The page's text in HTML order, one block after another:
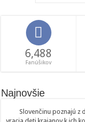
6,488
Fanúšikov
Najnovšie
Slovenčinu poznajú z